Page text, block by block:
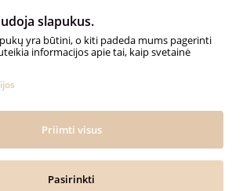
slapukus.
yra būtini, o kiti padeda mums pagerinti
informacijos apie tai, kaip svetainė
Priimti visus
Pasirinkti